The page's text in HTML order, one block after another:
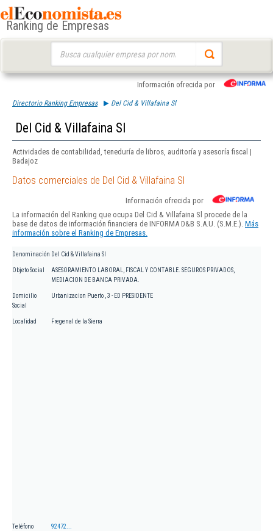
Ranking de Empresas
Información ofrecida por
Directorio Ranking Empresas Del Cid & Villafaina Sl
Del Cid & Villafaina Sl
Actividades de contabilidad, teneduría de libros, auditoría y asesoría fiscal |
Badajoz
Datos comerciales de Del Cid & Villafaina Sl
Información ofrecida por
La información del Ranking que ocupa Del Cid & Villafaina Sl procede de la
base de datos de información financiera de INFORMA D&B S.A.U. (S.M.E.). Más
información sobre el Ranking de Empresas.
Denominación Del Cid & Villafaina Sl
Objeto Social
ASESORAMIENTO LABORAL, FISCAL Y CONTABLE. SEGUROS PRIVADOS,
MEDIACION DE BANCA PRIVADA.
Domicilio
Social
Urbanizacion Puerto , 3 - ED PRESIDENTE
Localidad Fregenal de la Sierra
Teléfono 92472...